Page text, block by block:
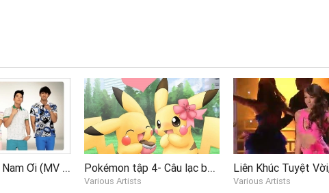
Tiến Lên Việt Nam Ơi (MV Fanmade) Pokémon tập 4- Câu lạc bộ thi đấu Pokémon kì lạ Pokabu
Various Artists Various Artists